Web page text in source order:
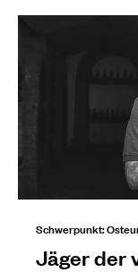
Schwerpunkt:
Jäger der